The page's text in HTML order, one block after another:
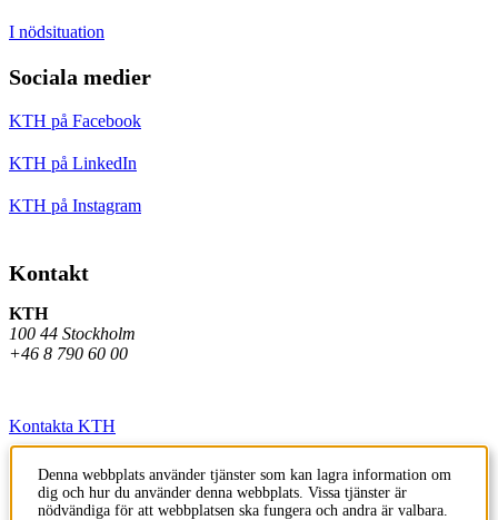
I nödsituation
Sociala medier
KTH på Facebook
KTH på LinkedIn
KTH på Instagram
Kontakt
KTH
100 44 Stockholm
+46 8 790 60 00
Kontakta KTH
Jobba på KTH
Press och media
Denna webbplats använder tjänster som kan lagra information om
dig och hur du använder denna webbplats. Vissa tjänster är
nödvändiga för att webbplatsen ska fungera och andra är valbara.